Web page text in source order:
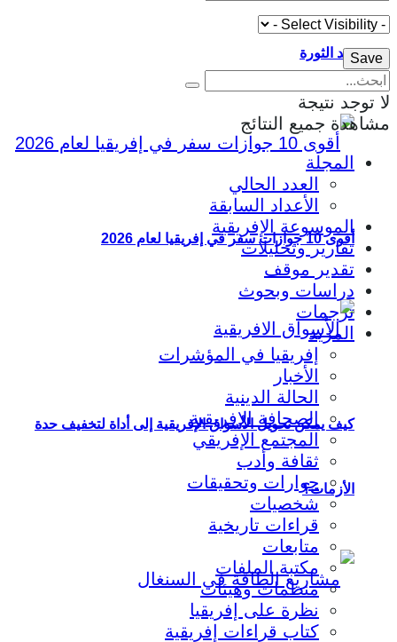
بعد الثورة
أقوى 10 جوازات سفر في إفريقيا لعام 2026
كيف يمكن تحويل الأسواق الإفريقية إلى أداة لتخفيف حدة
الأزمات؟
لا توجد نتيجة
مشاهدة جميع النتائج
المجلة
العدد الحالي
الأعداد السابقة
الموسوعة الإفريقية
تقارير وتحليلات
تقدير موقف
دراسات وبحوث
ترجمات
المزيد
إفريقيا في المؤشرات
الأخبار
الحالة الدينية
الصحافة الإفريقية
المجتمع الإفريقي
ثقافة وأدب
حوارات وتحقيقات
شخصيات
قراءات تاريخية
متابعات
مكتبة الملفات
منظمات وهيئات
نظرة على إفريقيا
كتاب قراءات إفريقية